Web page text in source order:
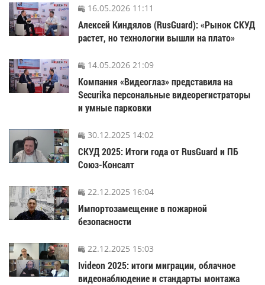
16.05.2026 11:11
Алексей Киндялов (RusGuard): «Рынок СКУД
растет, но технологии вышли на плато»
14.05.2026 21:09
Компания «Видеоглаз» представила на
Securika персональные видеорегистраторы
и умные парковки
30.12.2025 14:02
СКУД 2025: Итоги года от RusGuard и ПБ
Союз-Консалт
22.12.2025 16:04
Импортозамещение в пожарной
безопасности
22.12.2025 15:03
Ivideon 2025: итоги миграции, облачное
видеонаблюдение и стандарты монтажа